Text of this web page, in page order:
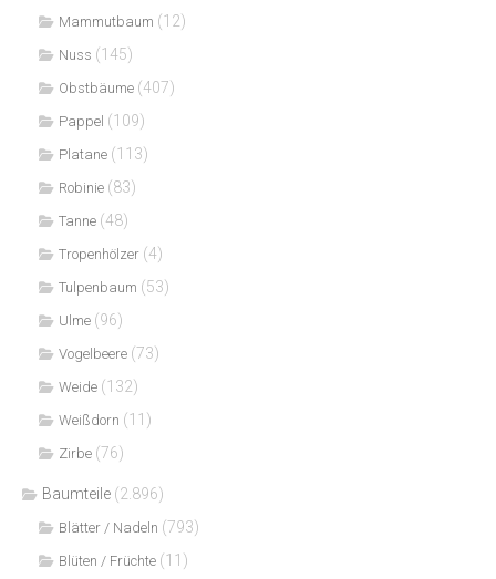
Mammutbaum (12)
Nuss (145)
Obstbäume (407)
Pappel (109)
Platane (113)
Robinie (83)
Tanne (48)
Tropenhölzer (4)
Tulpenbaum (53)
Ulme (96)
Vogelbeere (73)
Weide (132)
Weißdorn (11)
Zirbe (76)
Baumteile (2.896)
Blätter / Nadeln (793)
Blüten / Früchte (11)